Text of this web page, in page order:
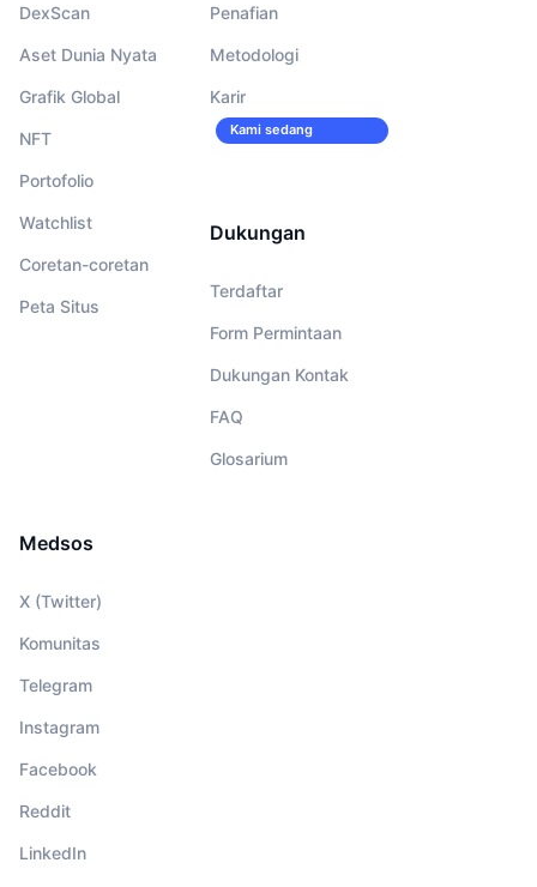
DexScan
Aset Dunia Nyata
Grafik Global
NFT
Portofolio
Watchlist
Coretan-coretan
Peta Situs
Penafian
Metodologi
Karir
Kami sedang
Dukungan
Terdaftar
Form Permintaan
Dukungan Kontak
FAQ
Glosarium
Medsos
X (Twitter)
Komunitas
Telegram
Instagram
Facebook
Reddit
LinkedIn